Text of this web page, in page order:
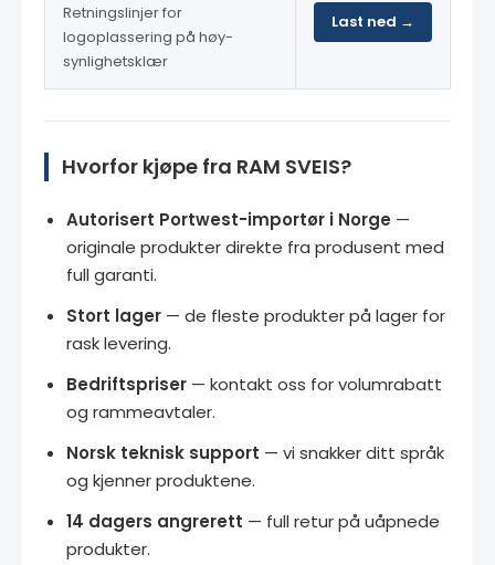
Retningslinjer for
logoplassering på høy-
synlighetsklær
Last ned →
Hvorfor kjøpe fra RAM SVEIS?
Autorisert Portwest-importør i Norge —
originale produkter direkte fra produsent med
full garanti.
Stort lager — de fleste produkter på lager for
rask levering.
Bedriftspriser — kontakt oss for volumrabatt
og rammeavtaler.
Norsk teknisk support — vi snakker ditt språk
og kjenner produktene.
14 dagers angrerett — full retur på uåpnede
produkter.